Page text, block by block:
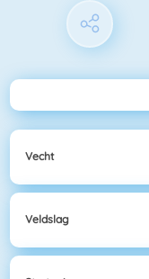
Vecht
Veldslag